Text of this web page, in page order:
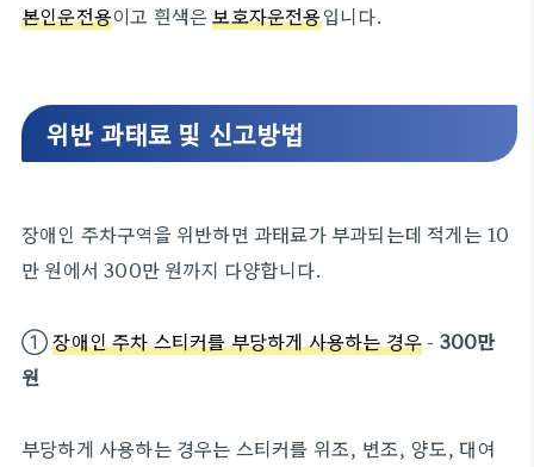
본인운전용이고 흰색은보호자운전용입니다.
위반 과태료 및 신고방법
장애인 주차구역을 위반하면 과태료가 부과되는데 적게는 10
만 원에서 300만 원까지 다양합니다.
①장애인 주차 스티커를 부당하게 사용하는 경우- 300만
원
부당하게 사용하는 경우는 스티커를 위조, 변조, 양도, 대여